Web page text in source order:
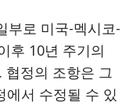
부로 미국-멕시코-
후 10년 주기의
협정의 조항은 그
에서 수정될 수 있